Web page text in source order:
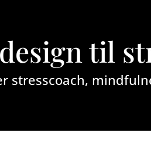
til
stresscoach,